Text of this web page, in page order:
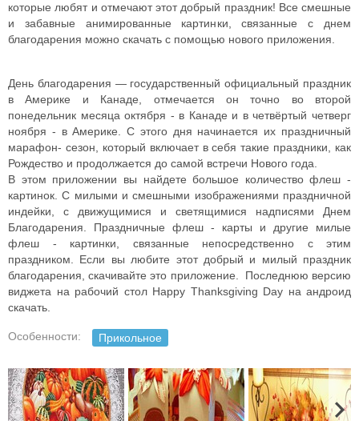
которые любят и отмечают этот добрый праздник! Все смешные
и забавные анимированные картинки, связанные с днем
благодарения можно скачать с помощью нового приложения.
День благодарения — государственный официальный праздник
в Америке и Канаде, отмечается он точно во второй
понедельник месяца октября - в Канаде и в четвёртый четверг
ноября - в Америке. С этого дня начинается их праздничный
марафон- сезон, который включает в себя такие праздники, как
Рождество и продолжается до самой встречи Нового года.
В этом приложении вы найдете большое количество флеш -
картинок. С милыми и смешными изображениями праздничной
индейки, с движущимися и светящимися надписями Днем
Благодарения. Праздничные флеш - карты и другие милые
флеш - картинки, связанные непосредственно с этим
праздником. Если вы любите этот добрый и милый праздник
благодарения, скачивайте это приложение. Последнюю версию
виджета на рабочий стол Happy Thanksgiving Day на андроид
скачать.
Особенности: Прикольное